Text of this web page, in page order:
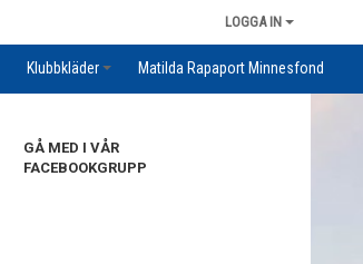
LOGGA IN
Klubbkläder Matilda Rapaport Minnesfond
GÅ MED I VÅR
FACEBOOKGRUPP